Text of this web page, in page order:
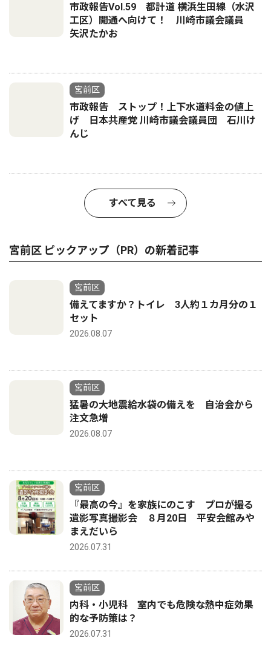
市政報告Vol.59 都計道 横浜生田線（水沢
工区）開通へ向けて！ 川崎市議会議員
矢沢たかお
宮前区
市政報告 ストップ！上下水道料金の値上
げ 日本共産党 川崎市議会議員団 石川け
んじ
すべて見る
宮前区 ピックアップ（PR）の新着記事
宮前区
備えてますか？トイレ 3人約１カ月分の１
セット
2026.08.07
宮前区
猛暑の大地震給水袋の備えを 自治会から
注文急増
2026.08.07
宮前区
『最高の今』を家族にのこす プロが撮る
遺影写真撮影会 ８月20日 平安会館みや
まえだいら
2026.07.31
宮前区
内科・小児科 室内でも危険な熱中症効果
的な予防策は？
2026.07.31